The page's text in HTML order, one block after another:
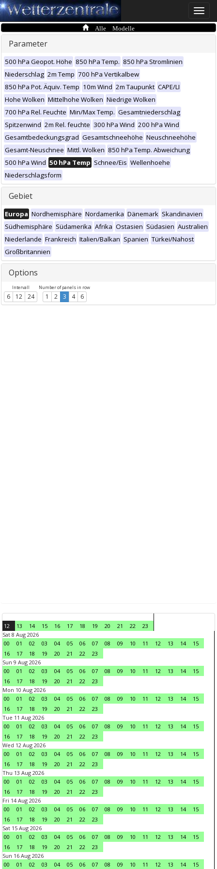
Toggle
Alle Modelle
Parameter
500 hPa Geopot. Höhe 850 hPa Temp. 850 hPa Stromlinien
Niederschlag 2m Temp 700 hPa Vertikalbew
850 hPa Pot. Äquiv. Temp 10m Wind 2m Taupunkt CAPE/LI
Hohe Wolken Mittelhohe Wolken Niedrige Wolken
700 hPa Rel. Feuchte Min/Max Temp. Gesamtniederschlag
Spitzenwind 2m Rel. feuchte 300 hPa Wind 200 hPa Wind
Gesamtbedeckungsgrad Gesamtschneehöhe Neuschneehöhe
Gesamt-Neuschnee Mittl. Wolken 850 hPa Temp. Abweichung
500 hPa Wind 50 hPa Temp Schnee/Eis Wellenhoehe
Niederschlagsform
Gebiet
Europa Nordhemisphäre Nordamerika Dänemark Skandinavien
Südhemisphäre Südamerika Afrika Ostasien Südasien Australien
Niederlande Frankreich Italien/Balkan Spanien Türkei/Nahost
Großbritannien
Options
Intervall
6 12 24
Number of panels in row
1 2 3 4 6
12 13 14 15 16 17 18 19 20 21 22
23
Sat 8 Aug 2026
00
01 02 03 04 05 06 07 08 09 10 11 12 13 14
15
16
17 18 19 20 21 22
23
Sun 9 Aug 2026
00
01 02 03 04 05 06 07 08 09 10 11 12 13 14
15
16
17 18 19 20 21 22
23
Mon 10 Aug 2026
00
01 02 03 04 05 06 07 08 09 10 11 12 13 14
15
16
17 18 19 20 21 22
23
Tue 11 Aug 2026
00
01 02 03 04 05 06 07 08 09 10 11 12 13 14
15
16
17 18 19 20 21 22
23
Wed 12 Aug 2026
00
01 02 03 04 05 06 07 08 09 10 11 12 13 14
15
16
17 18 19 20 21 22
23
Thu 13 Aug 2026
00
01 02 03 04 05 06 07 08 09 10 11 12 13 14
15
16
17 18 19 20 21 22
23
Fri 14 Aug 2026
00
01 02 03 04 05 06 07 08 09 10 11 12 13 14
15
16
17 18 19 20 21 22
23
Sat 15 Aug 2026
00
01 02 03 04 05 06 07 08 09 10 11 12 13 14
15
16
17 18 19 20 21 22
23
Sun 16 Aug 2026
00
01 02 03 04 05 06 07 08 09 10 11 12 13 14 15